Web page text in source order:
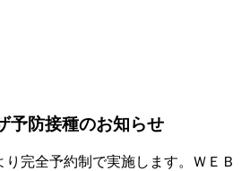
予防接種のお知らせ
り完全予約制で実施します。ＷＥＢ